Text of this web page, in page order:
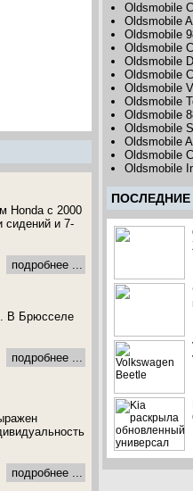
Honda с 2000
сидений и 7-
подробнее ...
В Брюсселе
подробнее ...
подробнее ...
Oldsmobile
Oldsmobile
Oldsmobile
Oldsmobile
Oldsmobile
Oldsmobile
Oldsmobile
Oldsmobile
Oldsmobile
Oldsmobile
Oldsmobile
Oldsmobile
Oldsmobile